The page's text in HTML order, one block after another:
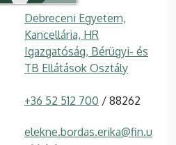
Debreceni Egyetem,
Kancellária, HR
Igazgatóság, Bérügyi- és
TB Ellátások Osztály
+36 52 512 700 / 88262
elekne.bordas.erika@fin.u